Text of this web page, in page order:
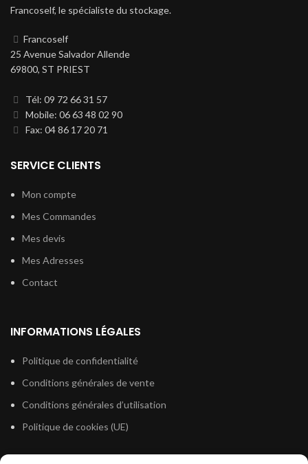
Francoself, le spécialiste du stockage.
Francoself
25 Avenue Salvador Allende
69800, ST PRIEST
Tél: 09 72 66 31 57
Mobile: 06 63 48 02 90
Fax: 04 86 17 20 71
SERVICE CLIENTS
Mon compte
Mes Commandes
Mes devis
Mes Adresses
Contact
INFORMATIONS LÉGALES
Politique de confidentialité
Conditions générales de vente
Conditions générales d’utilisation
Politique de cookies (UE)